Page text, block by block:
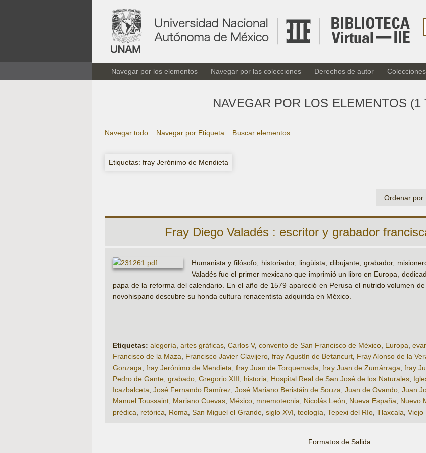
Navegar por los elementos Navegar por las colecciones Derechos de autor Colecciones
NAVEGAR POR LOS ELEMENTOS (1
Navegar todo Navegar por Etiqueta Buscar elementos
Etiquetas: fray Jerónimo de Mendieta
Ordenar por:
Fray Diego Valadés : escritor y grabador
Humanista y filósofo, historiador, lingüista, dibujante, grabador,
Valadés fue el primer mexicano que imprimió un libro en Europa,
papa de la reforma del calendario. En el año de 1579 apareció en Perusa el nutrido volumen
novohispano descubre su honda cultura renacentista adquirida en México.
Etiquetas: alegoría, artes gráficas, Carlos V, convento de San Francisco de México, Europa,
Francisco de la Maza, Francisco Javier Clavijero, fray Agustín de Betancurt, Fray Alonso de la
Gonzaga, fray Jerónimo de Mendieta, fray Juan de Torquemada, fray Juan de Zumárraga, fray
Pedro de Gante, grabado, Gregorio XIII, historia, Hospital Real de San José de los Naturales,
Icazbalceta, José Fernando Ramírez, José Mariano Beristáin de Souza, Juan de Ovando, Juan
Manuel Toussaint, Mariano Cuevas, México, mnemotecnia, Nicolás León, Nueva España, Nuevo
prédica, retórica, Roma, San Miguel el Grande, siglo XVI, teología, Tepexi del Río, Tlaxcala, Viejo
Formatos de Salida